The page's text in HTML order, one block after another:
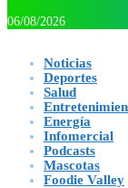
06/08/2026
Noticias
Deportes
Salud
Energía
Infomercial
Podcasts
Mascotas
Foodie Valley